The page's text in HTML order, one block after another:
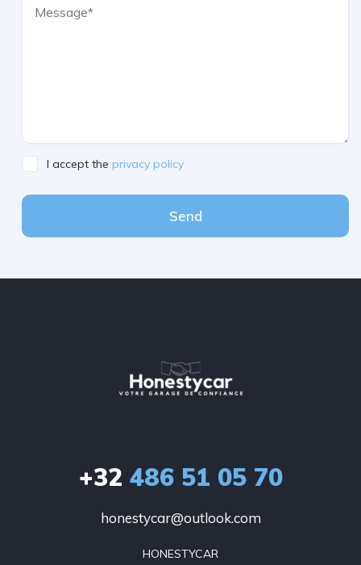
I accept the privacy policy
Send
+32 486 51 05 70
honestycar@outlook.com
HONESTYCAR